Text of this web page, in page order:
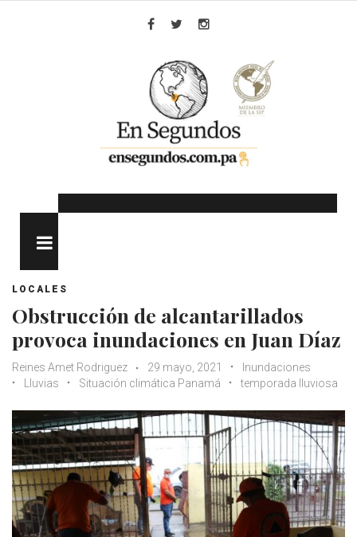
LOCALES
Obstrucción de alcantarillados
provoca inundaciones en Juan Díaz
Reines Amet Rodriguez 29 mayo, 2021
Inundaciones
Lluvias
Situación climática Panamá temporada lluviosa